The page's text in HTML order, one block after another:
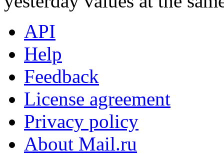
API
Help
Feedback
License agreement
Privacy policy
About Mail.ru